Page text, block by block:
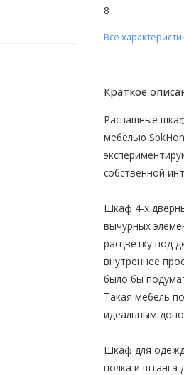
8
Все
Краткое
Распашные
мебелью
собственной
Шкаф 4-х
вычурных
расцветку под
внутреннее
было бы
Такая мебель
идеальным
Шкаф для
полка и штанга